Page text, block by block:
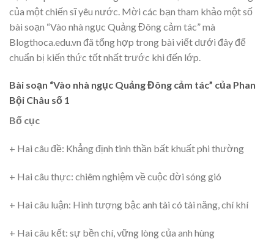
của một chiến sĩ yêu nước. Mời các bạn tham khảo một số
bài soạn “Vào nhà ngục Quảng Đông cảm tác” mà
Blogthoca.edu.vn đã tổng hợp trong bài viết dưới đây để
chuẩn bị kiến thức tốt nhất trước khi đến lớp.
Bài soạn “Vào nhà ngục Quảng Đông cảm tác” của Phan
Bội Châu số 1
Bố cục
+ Hai câu đề: Khẳng định tinh thần bất khuất phi thường
+ Hai câu thực: chiêm nghiệm về cuộc đời sóng gió
+ Hai câu luận: Hình tượng bậc anh tài có tài năng, chí khí
+ Hai câu kết: sự bền chí, vững lòng của anh hùng